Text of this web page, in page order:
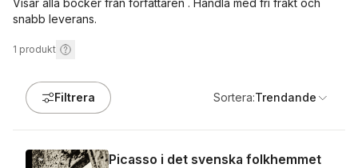
Visar alla böcker från författaren . Handla med fri frakt och
snabb leverans.
1 produkt
Filtrera Sortera:Trendande
Picasso i det svenska folkhemmet